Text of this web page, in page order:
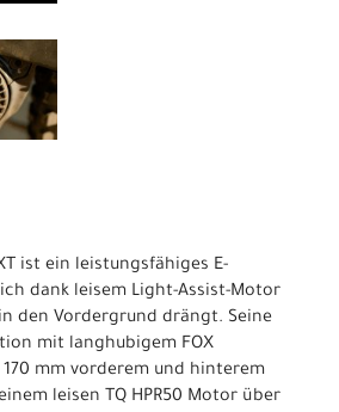
ist ein leistungsfähiges E-
dank leisem Light-Assist-Motor
den Vordergrund drängt. Seine
mit langhubigem FOX
mm vorderem und hinterem
leisen TQ HPR50 Motor über